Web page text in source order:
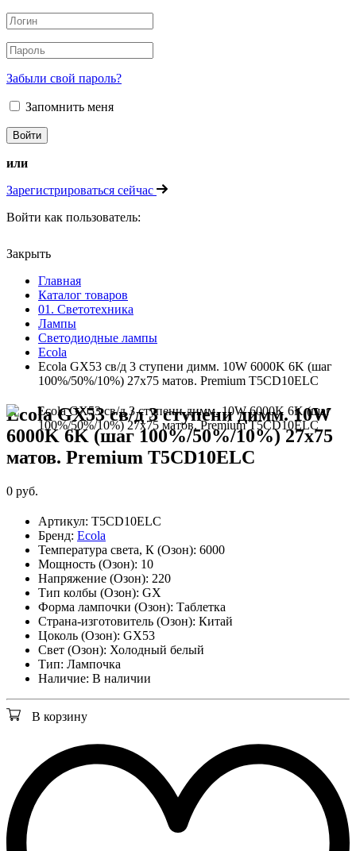
Забыли свой пароль?
Запомнить меня
или
Зарегистрироваться сейчас
Войти как пользователь:
Закрыть
Главная
Каталог товаров
01. Светотехника
Лампы
Светодиодные лампы
Ecola
Ecola GX53 св/д 3 ступени димм. 10W 6000K 6K (шаг
100%/50%/10%) 27x75 матов. Premium T5CD10ELC
Ecola GX53 св/д 3 ступени димм. 10W
6000K 6K (шаг 100%/50%/10%) 27x75
матов. Premium T5CD10ELC
0 руб.
Артикул: T5CD10ELC
Бренд: Ecola
Температура света, К (Озон): 6000
Мощность (Озон): 10
Напряжение (Озон): 220
Тип колбы (Озон): GX
Форма лампочки (Озон): Таблетка
Страна-изготовитель (Озон): Китай
Цоколь (Озон): GX53
Свет (Озон): Холодный белый
Тип: Лампочка
Наличие: В наличии
В корзину